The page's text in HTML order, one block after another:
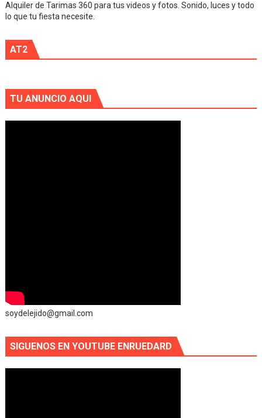
Alquiler de Tarimas 360 para tus videos y fotos. Sonido, luces y todo
lo que tu fiesta necesite.
AT2
TU ANUNCIO AQUI
soydelejido@gmail.com
SIGUENOS EN YOUTUBE ENRUEDARD